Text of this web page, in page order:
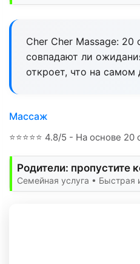
Cher Cher Massage:
совпадают ли
откроет, что на самом
Массаж
⭐⭐⭐⭐⭐ 4.8/5 - На основе 20
Родители: пропустите
Семейная услуга •